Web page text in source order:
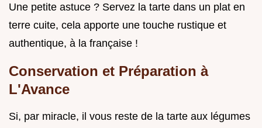
Une petite astuce ? Servez la tarte dans un plat en
terre cuite, cela apporte une touche rustique et
authentique, à la française !
Conservation et Préparation à
L'Avance
Si, par miracle, il vous reste de la tarte aux légumes